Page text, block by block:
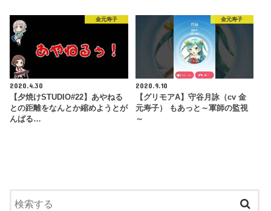
金元寿子
2020.4.30
【夕焼けSTUDIO#22】あやねる
との距離をなんとか縮めようとが
んばる…
金元寿子
2020.9.10
【グリモアA】守谷月詠（cv 金
元寿子） もあっと～軍師の監視
～